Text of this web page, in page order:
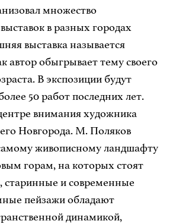
множество
в разных городах
выставка называется
автор обыгрывает тему своего
В экспозиции будут
50 работ последних лет.
внимания художника
Новгорода. М. Поляков
живописному ландшафту
горам, на которых стоят
старинные и современные
пейзажи обладают
динамикой,